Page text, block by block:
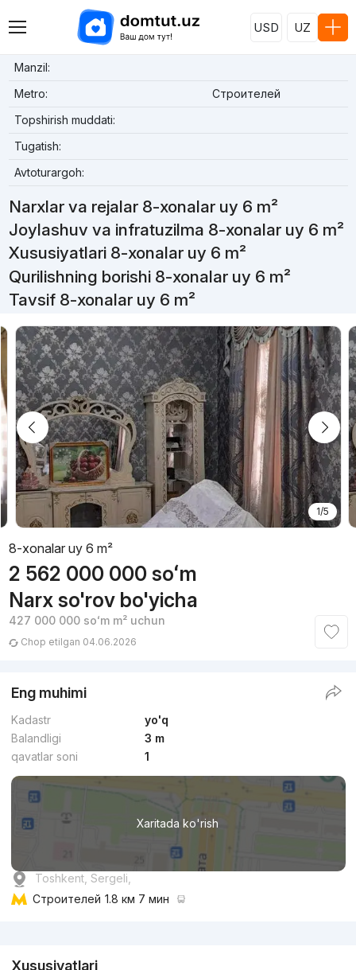
USD UZ
Manzil:
Metro:
Строителей
Topshirish muddati:
Tugatish:
Avtoturargoh:
Narxlar va rejalar 8-xonalar uy 6 m²
Joylashuv va infratuzilma 8-xonalar uy 6 m²
Xususiyatlari 8-xonalar uy 6 m²
Qurilishning borishi 8-xonalar uy 6 m²
Tavsif 8-xonalar uy 6 m²
1/5
8-xonalar uy 6 m²
2 562 000 000 soʻm
Narx so'rov bo'yicha
427 000 000 soʻmm² uchun
Chop etilgan 04.06.2026
Eng muhimi
Kadastr
yo'q
Balandligi
3 m
qavatlar soni
1
Xaritada ko'rish
Toshkent, Sergeli,
Строителей 1.8 км 7 мин
Xususiyatlari